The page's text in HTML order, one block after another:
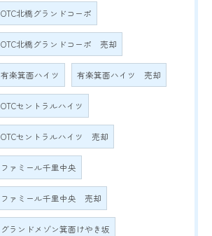
OTC北橋グランドコーポ
OTC北橋グランドコーポ 売却
有楽箕面ハイツ 有楽箕面ハイツ 売却
OTCセントラルハイツ
OTCセントラルハイツ 売却
ファミール千里中央
ファミール千里中央 売却
グランドメゾン箕面けやき坂